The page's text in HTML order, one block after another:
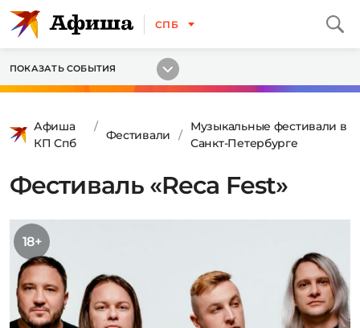
СПБ
ПОКАЗАТЬ СОБЫТИЯ
Афиша
КП Спб
Фестивали
Музыкальные фестивали в
Санкт-Петербурге
Фестиваль «Reca Fest»
18+